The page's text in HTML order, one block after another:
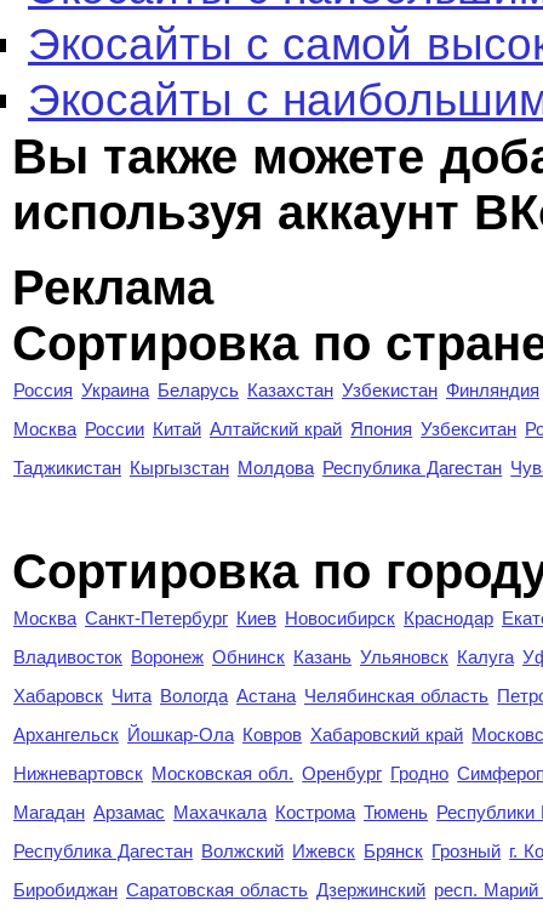
Экосайты с самой
Экосайты с
Вы также можете
используя аккаунт
Реклама
Сортировка по
Россия Украина Беларусь Казахстан Узбекистан Финляндия
Москва России Китай Алтайский край Япония Узбекситан
Таджикистан Кыргызстан Молдова Республика Дагестан
Cортировка по
Москва Санкт-Петербург Киев Новосибирск Краснодар
Владивосток Воронеж Обнинск Казань Ульяновск Калуга
Хабаровск Чита Вологда Астана Челябинская область
Архангельск Йошкар-Ола Ковров Хабаровский край
Нижневартовск Московская обл. Оренбург Гродно
Магадан Арзамас Махачкала Кострома Тюмень Республики
Республика Дагестан Волжский Ижевск Брянск Грозный г.
Биробиджан Саратовская область Дзержинский респ.